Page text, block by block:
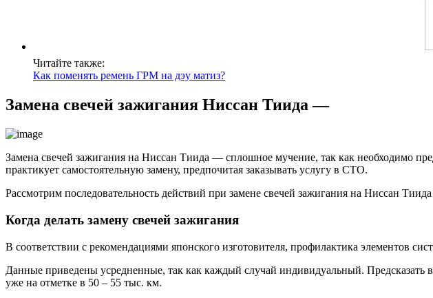
Читайте также:
Как поменять ремень ГРМ на дэу матиз?
Замена свечей зажигания Ниссан Тиида —
Замена свечей зажигания на Ниссан Тиида — сплошное мучение, так как необходимо
практикует самостоятельную замену, предпочитая заказывать услугу в СТО.
Рассмотрим последовательность действий при замене свечей зажигания на Ниссан
Когда делать замену свечей зажигания
В соответствии с рекомендациями японского изготовителя, профилактика элементов
Данные приведены усредненные, так как каждый случай индивидуальный. Предсказать
уже на отметке в 50 – 55 тыс. км.